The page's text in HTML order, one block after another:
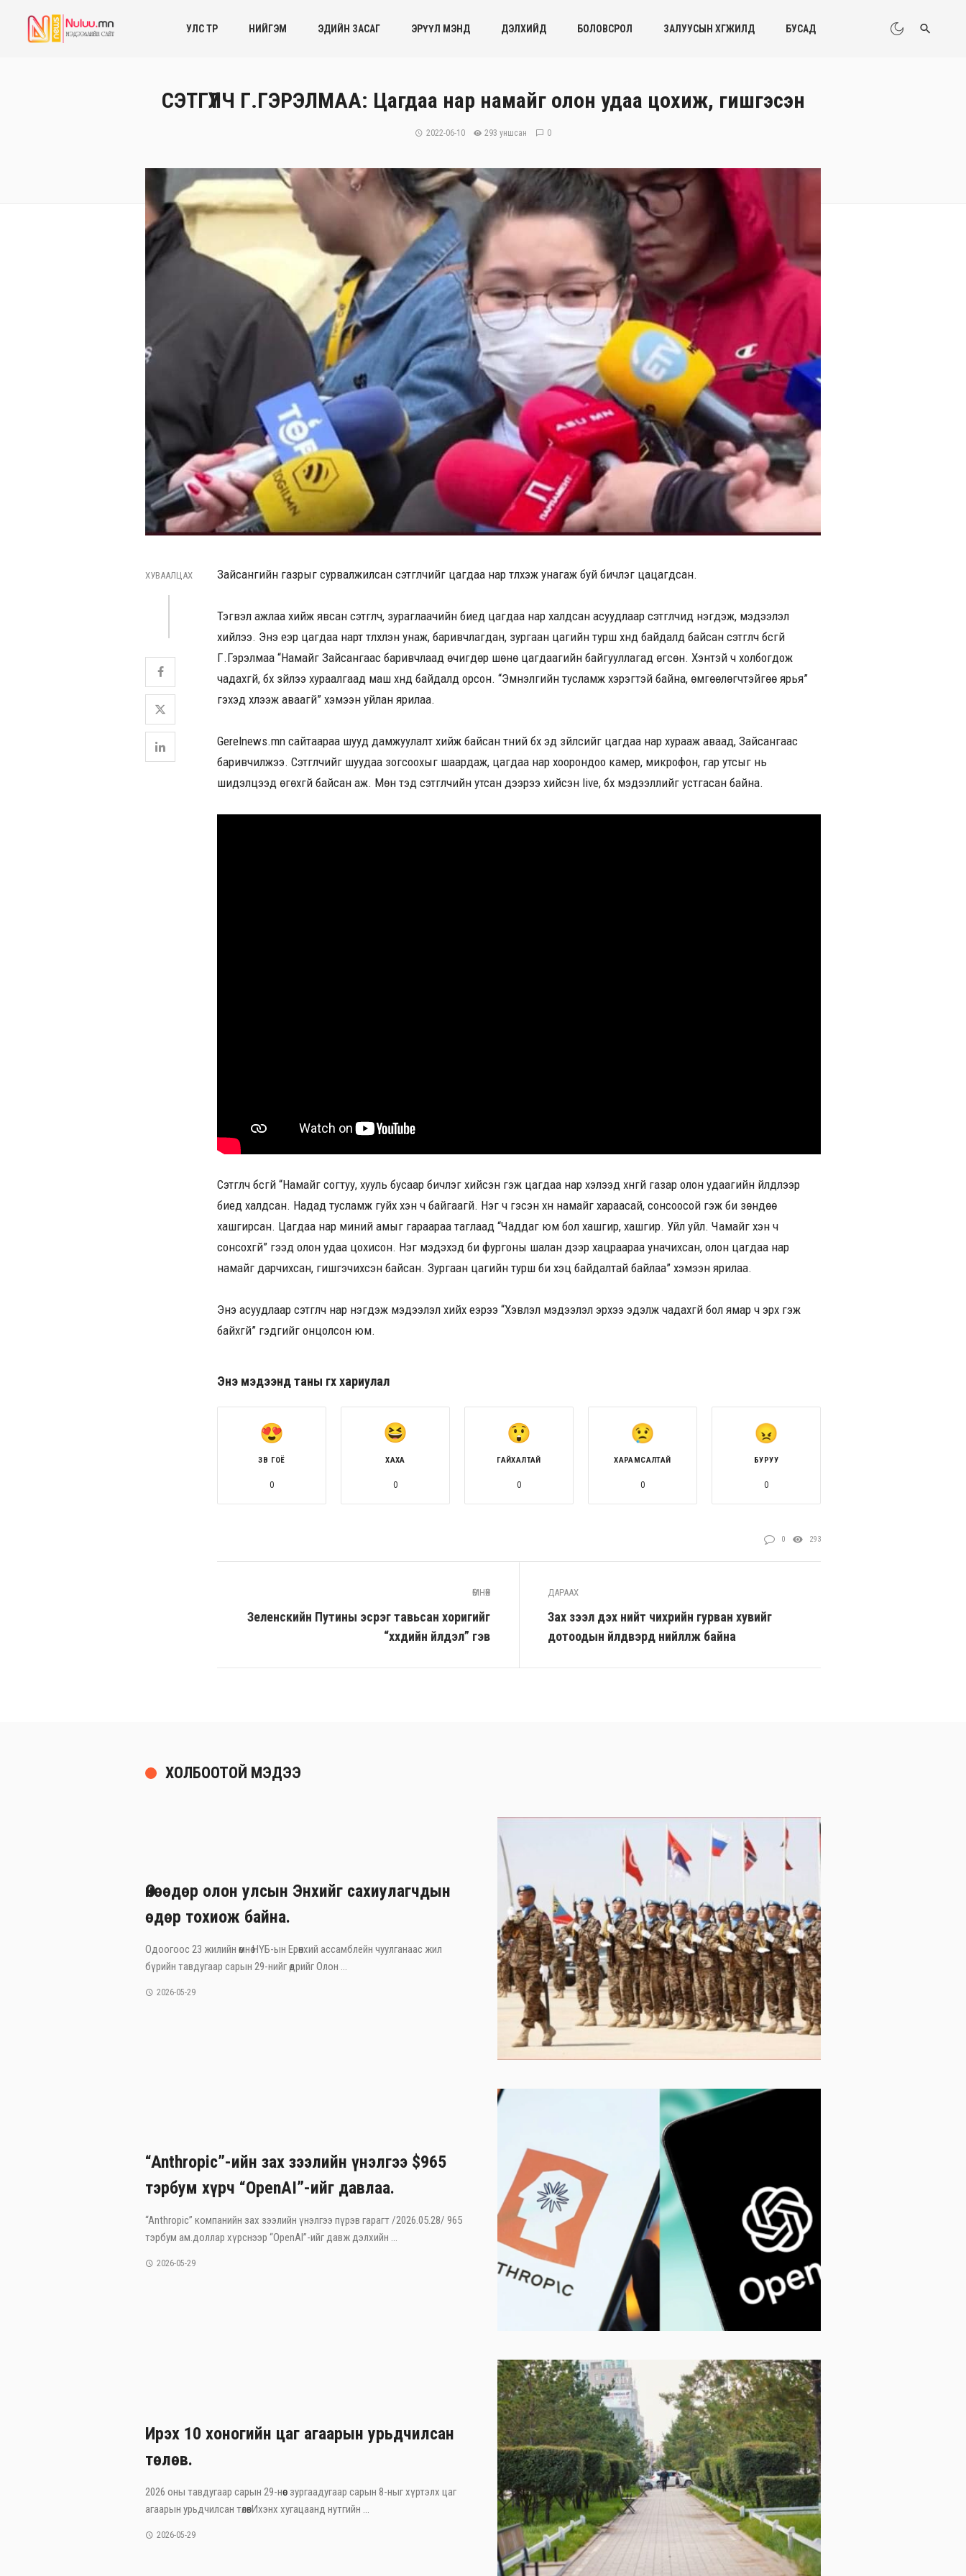
УЛС ТӨР НИЙГЭМ ЭДИЙН ЗАСАГ ЭРҮҮЛ МЭНД ДЭЛХИЙД БОЛОВСРОЛ ЗАЛУУСЫН ХӨГЖИЛД БУСАД
СЭТГҮҮЛЧ Г.ГЭРЭЛМАА: Цагдаа нар намайг олон удаа цохиж, гишгэсэн
2022-06-10 293 уншсан 0
ХУВААЛЦАХ Зайсангийн газрыг сурвалжилсан сэтгүүлчийг цагдаа нар түлхэж унагаж буй бичлэг цацагдсан.
Тэгвэл ажлаа хийж явсан сэтгүүлч, зураглаачийн биед цагдаа нар халдсан асуудлаар сэтгүүлчид нэгдэж, мэдээлэл
хийлээ. Энэ үеэр цагдаа нарт түлхүүлэн унаж, баривчлагдан, зургаан цагийн турш хүнд байдалд байсан сэтгүүлч бүсгүй
Г.Гэрэлмаа “Намайг Зайсангаас баривчлаад өчигдөр шөнө цагдаагийн байгууллагад өгсөн. Хэнтэй ч холбогдож
чадахгүй, бүх зүйлээ хураалгаад маш хүнд байдалд орсон. “Эмнэлгийн тусламж хэрэгтэй байна, өмгөөлөгчтэйгөө ярья”
гэхэд хүлээж аваагүй” хэмээн уйлан ярилаа.
Gerelnews.mn сайтаараа шууд дамжуулалт хийж байсан түүний бүх эд зүйлсийг цагдаа нар хурааж аваад, Зайсангаас
баривчилжээ. Сэтгүүлчийг шуудаа зогсоохыг шаардаж, цагдаа нар хоорондоо камер, микрофон, гар утсыг нь
шидэлцээд өгөхгүй байсан аж. Мөн тэд сэтгүүлчийн утсан дээрээ хийсэн live, бүх мэдээллийг устгасан байна.
Сэтгүүлч бүсгүй “Намайг согтуу, хууль бусаар бичлэг хийсэн гэж цагдаа нар хэлээд хүнгүй газар олон удаагийн үйлдлээр
биед халдсан. Надад тусламж гуйх хэн ч байгаагүй. Нэг ч гэсэн хүн намайг хараасай, сонсоосой гэж би зөндөө
хашгирсан. Цагдаа нар миний амыг гараараа таглаад “Чаддаг юм бол хашгир, хашгир. Уйл уйл. Чамайг хэн ч
сонсохгүй” гээд олон удаа цохисон. Нэг мэдэхэд би фургоны шалан дээр хацраараа уначихсан, олон цагдаа нар
намайг дарчихсан, гишгэчихсэн байсан. Зургаан цагийн турш би хэцүү байдалтай байлаа” хэмээн ярилаа.
Энэ асуудлаар сэтгүүлч нар нэгдэж мэдээлэл хийх үеэрээ “Хэвлэл мэдээлэл эрхээ эдэлж чадахгүй бол ямар ч эрх гэж
байхгүй” гэдгийг онцолсон юм.
Энэ мэдээнд таны өгөх хариулал
ЗӨВ ГОЁ
0
ХАХА
0
ГАЙХАЛТАЙ
0
ХАРАМСАЛТАЙ
0
БУРУУ
0
0 293
ӨМНӨХ
Зеленскийн Путины эсрэг тавьсан хоригийг
“хүүхдийн үйлдэл” гэв
ДАРААХ
Зах зээл дэх нийт чихрийн гурван хувийг
дотоодын үйлдвэрүүд нийлүүлж байна
ХОЛБООТОЙ МЭДЭЭ
Өнөөдөр олон улсын Энхийг сахиулагчдын
өдөр тохиож байна.
Одоогоос 23 жилийн өмнө НҮБ-ын Ерөнхий ассамблейн чуулганаас жил
бүрийн тавдугаар сарын 29-нийг өдрийг Олон ...
2026-05-29
“Anthropic”-ийн зах зээлийн үнэлгээ $965
тэрбум хүрч “OpenAI”-ийг давлаа.
“Anthropic” компанийн зах зээлийн үнэлгээ пүрэв гарагт /2026.05.28/ 965
тэрбум ам.доллар хүрснээр “OpenAI”-ийг давж дэлхийн ...
2026-05-29
Ирэх 10 хоногийн цаг агаарын урьдчилсан
төлөв.
2026 оны тавдугаар сарын 29-нөөс зургаадугаар сарын 8-ныг хүртэлх цаг
агаарын урьдчилсан төлөвИхэнх хугацаанд нутгийн ...
2026-05-29